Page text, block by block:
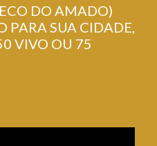
DO AMADO)
PARA SUA CIDADE,
VIVO OU 75